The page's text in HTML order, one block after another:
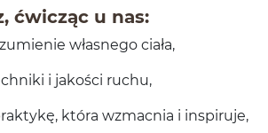
ćwicząc u nas:
włas­nego ciała,
i jakości ruchu,
która wzmac­nia i inspiruje,